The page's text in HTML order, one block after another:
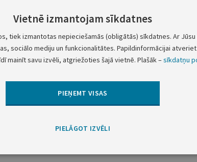
tiek iegādāti antīki priekšmeti vai lietotas
redakcijā:
vērtības nodokli ir šādiem ārvalstu
tehniskā personāla ģimenes
Vietnē izmantojam sīkdatnes
tiek izmantotas nepieciešamās (obligātās) sīkdatnes. Ar
sociālo mediju un funkcionalitātes. Papildinformācijai
mainīt savu izvēli, atgriežoties šajā vietnē. Plašāk –sīkdatņu
PIEŅEMT VISAS
PIELĀGOT IZVĒLI